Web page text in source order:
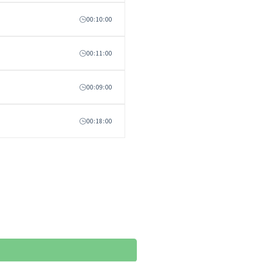
00:10:00
00:11:00
00:09:00
00:18:00